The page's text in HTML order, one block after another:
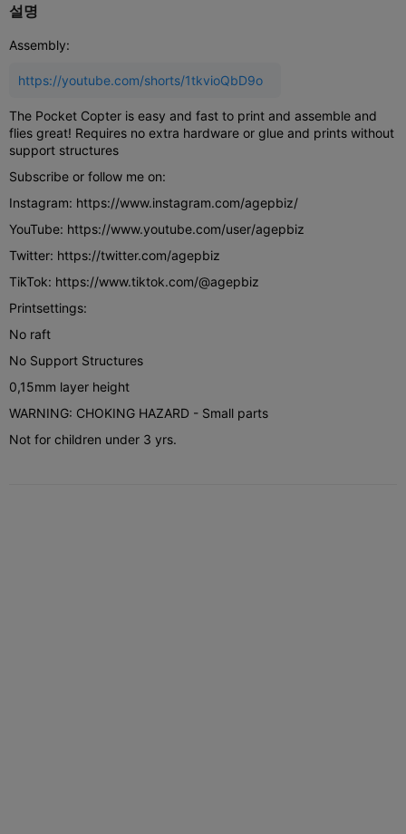
설명
Assembly:
https://youtube.com/shorts/1tkvioQbD9o
The Pocket Copter is easy and fast to print and assemble and
flies great! Requires no extra hardware or glue and prints without
support structures
Subscribe or follow me on:
Instagram: https://www.instagram.com/agepbiz/
YouTube: https://www.youtube.com/user/agepbiz
Twitter: https://twitter.com/agepbiz
TikTok: https://www.tiktok.com/@agepbiz
Printsettings:
No raft
No Support Structures
0,15mm layer height
WARNING: CHOKING HAZARD - Small parts
Not for children under 3 yrs.